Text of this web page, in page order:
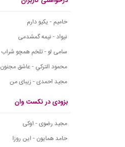
حامیم - یکیو دارم
نیواد - نیمه گمشدمی
سامی لو - تلخم همچو شراب
محمود التركي - عاشق مجنون
مجید احمدی - زیبای من
بزودی در نکست وان
مجید رضوی - اوکی
حامد همایون - این روزا